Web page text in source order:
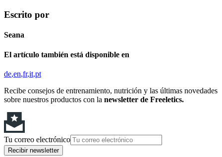
Escrito por
Seana
El artículo también está disponible en
de en fr it pt
Recibe consejos de entrenamiento, nutrición y las últimas novedades
sobre nuestros productos con la newsletter de Freeletics.
Tu correo electrónico
Recibir newsletter